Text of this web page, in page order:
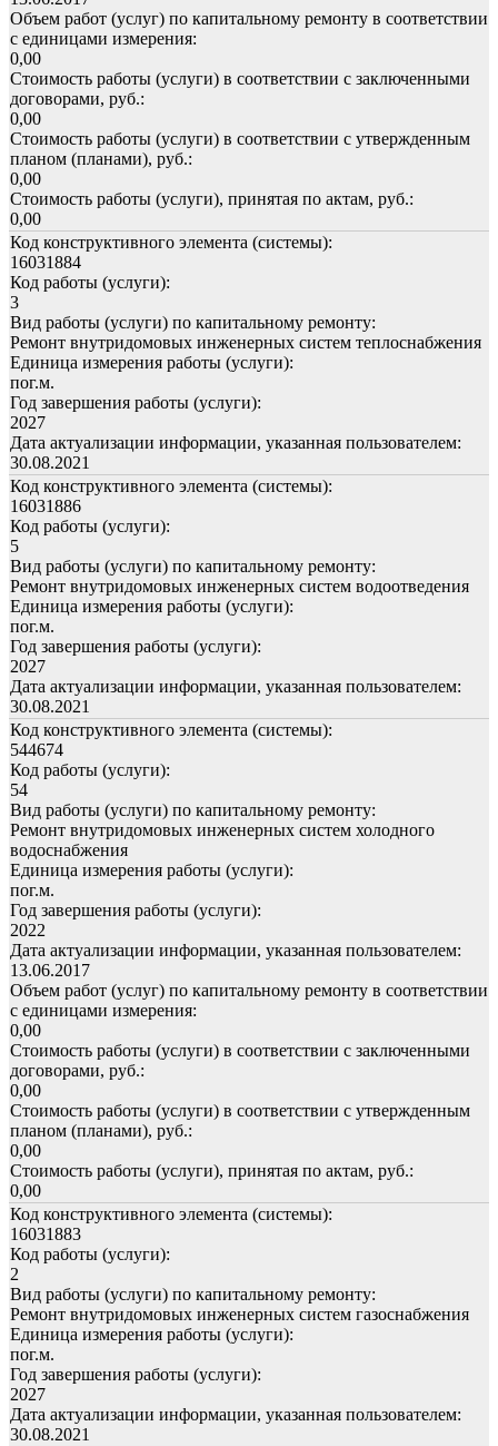
Объем работ (услуг) по капитальному ремонту в соответствии
с единицами измерения:
0,00
Стоимость работы (услуги) в соответствии с заключенными
договорами, руб.:
0,00
Стоимость работы (услуги) в соответствии с утвержденным
планом (планами), руб.:
0,00
Стоимость работы (услуги), принятая по актам, руб.:
0,00
Код конструктивного элемента (системы):
16031884
Код работы (услуги):
3
Вид работы (услуги) по капитальному ремонту:
Ремонт внутридомовых инженерных систем теплоснабжения
Единица измерения работы (услуги):
пог.м.
Год завершения работы (услуги):
2027
Дата актуализации информации, указанная пользователем:
30.08.2021
Код конструктивного элемента (системы):
16031886
Код работы (услуги):
5
Вид работы (услуги) по капитальному ремонту:
Ремонт внутридомовых инженерных систем водоотведения
Единица измерения работы (услуги):
пог.м.
Год завершения работы (услуги):
2027
Дата актуализации информации, указанная пользователем:
30.08.2021
Код конструктивного элемента (системы):
544674
Код работы (услуги):
54
Вид работы (услуги) по капитальному ремонту:
Ремонт внутридомовых инженерных систем холодного
водоснабжения
Единица измерения работы (услуги):
пог.м.
Год завершения работы (услуги):
2022
Дата актуализации информации, указанная пользователем:
13.06.2017
Объем работ (услуг) по капитальному ремонту в соответствии
с единицами измерения:
0,00
Стоимость работы (услуги) в соответствии с заключенными
договорами, руб.:
0,00
Стоимость работы (услуги) в соответствии с утвержденным
планом (планами), руб.:
0,00
Стоимость работы (услуги), принятая по актам, руб.:
0,00
Код конструктивного элемента (системы):
16031883
Код работы (услуги):
2
Вид работы (услуги) по капитальному ремонту:
Ремонт внутридомовых инженерных систем газоснабжения
Единица измерения работы (услуги):
пог.м.
Год завершения работы (услуги):
2027
Дата актуализации информации, указанная пользователем:
30.08.2021